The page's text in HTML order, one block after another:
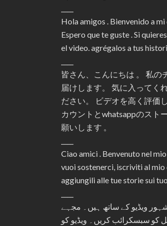
Hola amigos . Bienvenido a
Espero que te guste . Si
el video. agrégalos a tus
皆さん、こんにちは 。 私の
届けします。 気に入ってく
ださい。 ビデオを高く評価
カウントとwhatsappのスト
願いします 。
Ciao amici . Benvenuto nel
vuoi sostenerci, iscriviti al
aggiungili alle tue storie sui
لئے شکریہ۔ ہم ایک مشہور ویڈیو کے ساتھ ہیں۔ مجہے
کو سبسکرائب کریں۔ ویڈیو کو